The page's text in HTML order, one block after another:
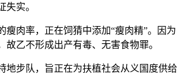
失实。
肉率，正在饲猜中添加“瘦肉精”。因为
故乙不形成出产有毒、无害食物罪。
步队，旨正在为扶植社会从义国度供给